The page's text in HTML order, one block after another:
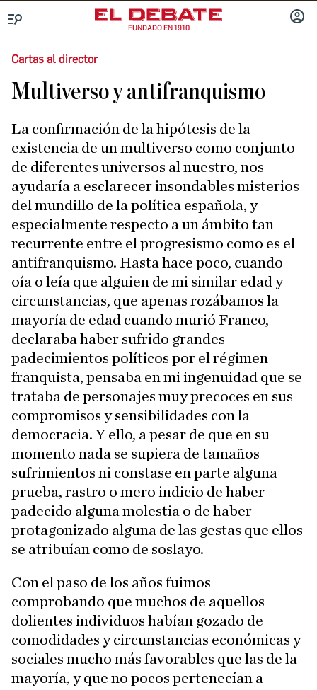
FUNDADO EN 1910
Cartas al director
Multiverso y antifranquismo
La confirmación de la hipótesis de la
existencia de un multiverso como conjunto
de diferentes universos al nuestro, nos
ayudaría a esclarecer insondables misterios
del mundillo de la política española, y
especialmente respecto a un ámbito tan
recurrente entre el progresismo como es el
antifranquismo. Hasta hace poco, cuando
oía o leía que alguien de mi similar edad y
circunstancias, que apenas rozábamos la
mayoría de edad cuando murió Franco,
declaraba haber sufrido grandes
padecimientos políticos por el régimen
franquista, pensaba en mi ingenuidad que se
trataba de personajes muy precoces en sus
compromisos y sensibilidades con la
democracia. Y ello, a pesar de que en su
momento nada se supiera de tamaños
sufrimientos ni constase en parte alguna
prueba, rastro o mero indicio de haber
padecido alguna molestia o de haber
protagonizado alguna de las gestas que ellos
se atribuían como de soslayo.
Con el paso de los años fuimos
comprobando que muchos de aquellos
dolientes individuos habían gozado de
comodidades y circunstancias económicas y
sociales mucho más favorables que las de la
mayoría, y que no pocos pertenecían a